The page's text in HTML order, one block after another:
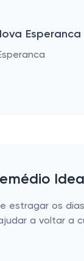
Esperanca
estragar os
a voltar